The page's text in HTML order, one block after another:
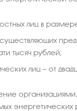
лиц в
тысяч рублей;
лиц — от